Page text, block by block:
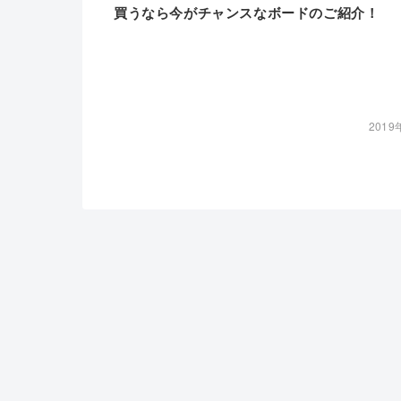
買うなら今がチャンスなボードのご紹介！
2019